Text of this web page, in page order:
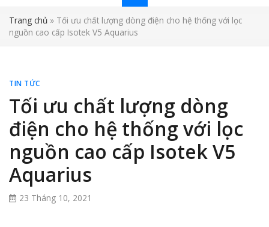
Trang chủ » Tối ưu chất lượng dòng điện cho hệ thống với lọc
nguồn cao cấp Isotek V5 Aquarius
TIN TỨC
Tối ưu chất lượng dòng
điện cho hệ thống với lọc
nguồn cao cấp Isotek V5
Aquarius
23 Tháng 10, 2021